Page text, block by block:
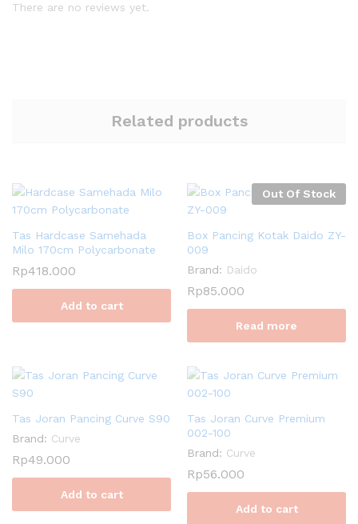
There are no reviews yet.
Related products
Tas Hardcase Samehada
Milo 170cm Polycarbonate
Rp418.000
Add to cart
Out Of Stock
Box Pancing Kotak Daido ZY-
009
Brand: Daido
Rp85.000
Read more
Tas Joran Pancing Curve S90
Brand: Curve
Rp49.000
Add to cart
Tas Joran Curve Premium
002-100
Brand: Curve
Rp56.000
Add to cart